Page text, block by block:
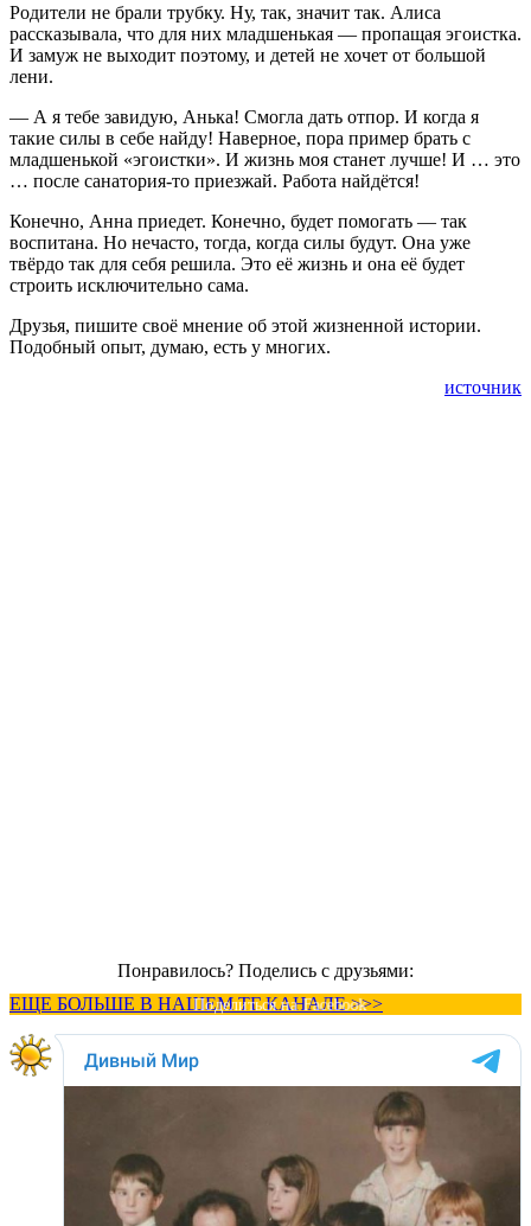
Родители не брали трубку. Ну, так, значит так. Алиса
рассказывала, что для них младшенькая — пропащая эгоистка.
И замуж не выходит поэтому, и детей не хочет от большой
лени.
— А я тебе завидую, Анька! Смогла дать отпор. И когда я
такие силы в себе найду! Наверное, пора пример брать с
младшенькой «эгоистки». И жизнь моя станет лучше! И … это
… после санатория-то приезжай. Работа найдётся!
Конечно, Анна приедет. Конечно, будет помогать — так
воспитана. Но нечасто, тогда, когда силы будут. Она уже
твёрдо так для себя решила. Это её жизнь и она её будет
строить исключительно сама.
Друзья, пишите своё мнение об этой жизненной истории.
Подобный опыт, думаю, есть у многих.
источник
Понравилось? Поделись с друзьями:
ЕЩЕ БОЛЬШЕ В НАШЕМ ТГ КАНАЛЕ >>>